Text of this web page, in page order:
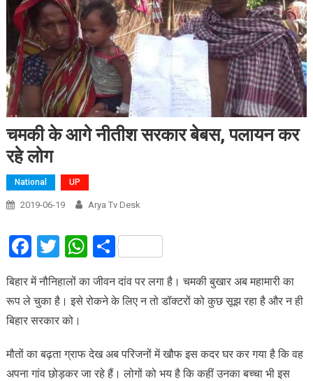
चमकी के आगे नीतीश सरकार बेबस, पलायन कर
रहे लोग
National UP
2019-06-19 Arya Tv Desk
Facebook
Twitter
WhatsApp
Share
बिहार में नौनिहालों का जीवन दांव पर लगा है। चमकी बुखार अब महामारी का
रूप ले चुका है। इसे रोकने के लिए न तो डॉक्टरों को कुछ सूझ रहा है और न ही
बिहार सरकार को।
मौतों का बढ़ता ग्राफ देख अब परिजनों में खौफ इस कदर घर कर गया है कि वह
अपना गांव छोड़कर जा रहे हैं। लोगों को भय है कि कहीं उनका बच्चा भी इस